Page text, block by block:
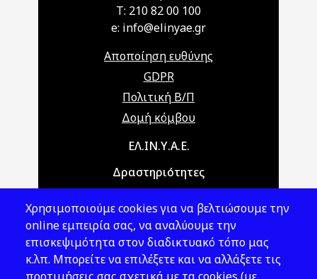
T: 210 82 00 100
e: info@elinyae.gr
Αποποίηση ευθύνης
GDPR
Πολιτική Β/Π
Δομή κόμβου
Main navigationΕΛ.ΙΝ.Υ.Α.Ε.
Δραστηριότητες
Νομοθεσία
Εκδόσεις
Χρησιμοποιούμε cookies για να βελτιώσουμε την
online εμπειρία σας, να αναλύουμε την
επισκεψιμότητα στον διαδικτυακό τόπο μας
κ.λπ. Μπορείτε να επιλέξετε και να αλλάξετε τις